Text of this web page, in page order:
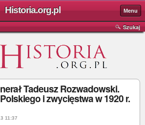
Historia.org.pl Menu
Szukaj
Tadeusz Rozwadowski.
i zwycięstwa w 1920 r.
11:37